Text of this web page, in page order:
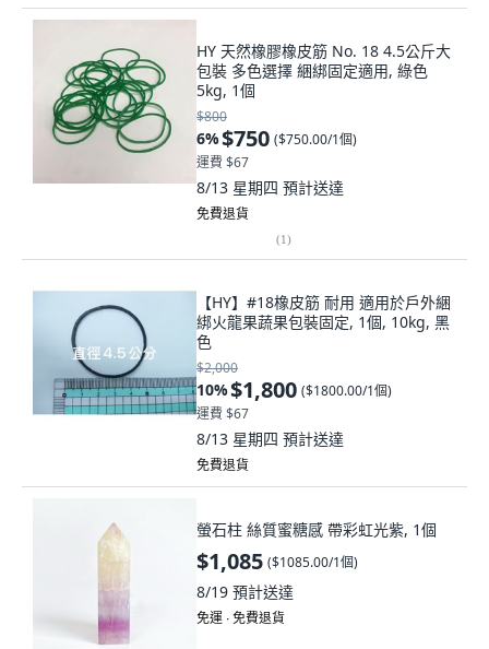
HY 天然橡膠橡皮筋 No. 18 4.5公斤大
包裝 多色選擇 綑綁固定適用, 綠色
5kg, 1個
$800
6%$750 ($750.00/1個)
運費 $67
8/13 星期四 預計送達
免費退貨
(1)
【HY】#18橡皮筋 耐用 適用於戶外綑
綁火龍果蔬果包裝固定, 1個, 10kg, 黑
色
$2,000
10%$1,800 ($1800.00/1個)
運費 $67
8/13 星期四 預計送達
免費退貨
螢石柱 絲質蜜糖感 帶彩虹光紫, 1個
$1,085 ($1085.00/1個)
8/19 預計送達
免運 ∙ 免費退貨